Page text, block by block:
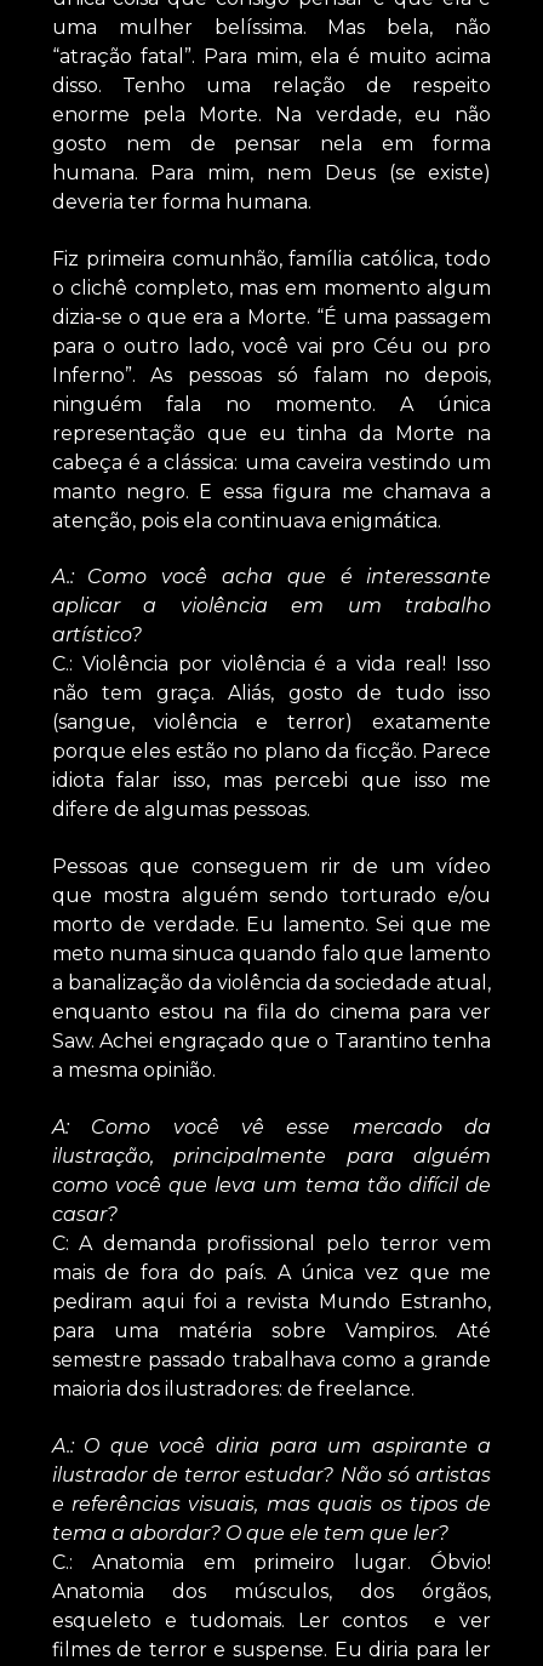
uma mulher belíssima. Mas bela, não
“atração fatal”. Para mim, ela é muito acima
disso. Tenho uma relação de respeito
enorme pela Morte. Na verdade, eu não
gosto nem de pensar nela em forma
humana. Para mim, nem Deus (se existe)
deveria ter forma humana.
Fiz primeira comunhão, família católica, todo
o clichê completo, mas em momento algum
dizia-se o que era a Morte. “É uma passagem
para o outro lado, você vai pro Céu ou pro
Inferno”. As pessoas só falam no depois,
ninguém fala no momento. A única
representação que eu tinha da Morte na
cabeça é a clássica: uma caveira vestindo um
manto negro. E essa figura me chamava a
atenção, pois ela continuava enigmática.
A.: Como você acha que é interessante
aplicar a violência em um trabalho
artístico?
C.: Violência por violência é a vida real! Isso
não tem graça. Aliás, gosto de tudo isso
(sangue, violência e terror) exatamente
porque eles estão no plano da ficção. Parece
idiota falar isso, mas percebi que isso me
difere de algumas pessoas.
Pessoas que conseguem rir de um vídeo
que mostra alguém sendo torturado e/ou
morto de verdade. Eu lamento. Sei que me
meto numa sinuca quando falo que lamento
a banalização da violência da sociedade atual,
enquanto estou na fila do cinema para ver
Saw. Achei engraçado que o Tarantino tenha
a mesma opinião.
A: Como você vê esse mercado da
ilustração, principalmente para alguém
como você que leva um tema tão difícil de
casar?
C: A demanda profissional pelo terror vem
mais de fora do país. A única vez que me
pediram aqui foi a revista Mundo Estranho,
para uma matéria sobre Vampiros. Até
semestre passado trabalhava como a grande
maioria dos ilustradores: de freelance.
A.: O que você diria para um aspirante a
ilustrador de terror estudar? Não só artistas
e referências visuais, mas quais os tipos de
tema a abordar? O que ele tem que ler?
C.: Anatomia em primeiro lugar. Óbvio!
Anatomia dos músculos, dos órgãos,
esqueleto e tudomais. Ler contos e ver
filmes de terror e suspense. Eu diria para ler